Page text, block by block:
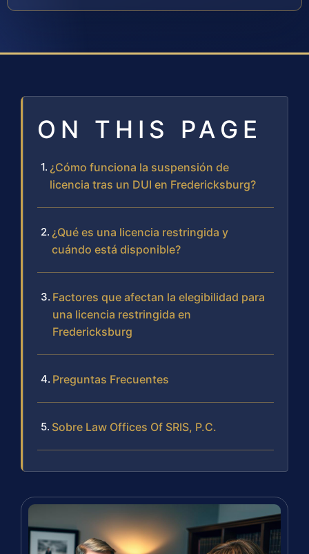
ON THIS PAGE
¿Cómo funciona la suspensión de
licencia tras un DUI en Fredericksburg?
¿Qué es una licencia restringida y
cuándo está disponible?
Factores que afectan la elegibilidad para
una licencia restringida en
Fredericksburg
Preguntas Frecuentes
Sobre Law Offices Of SRIS, P.C.